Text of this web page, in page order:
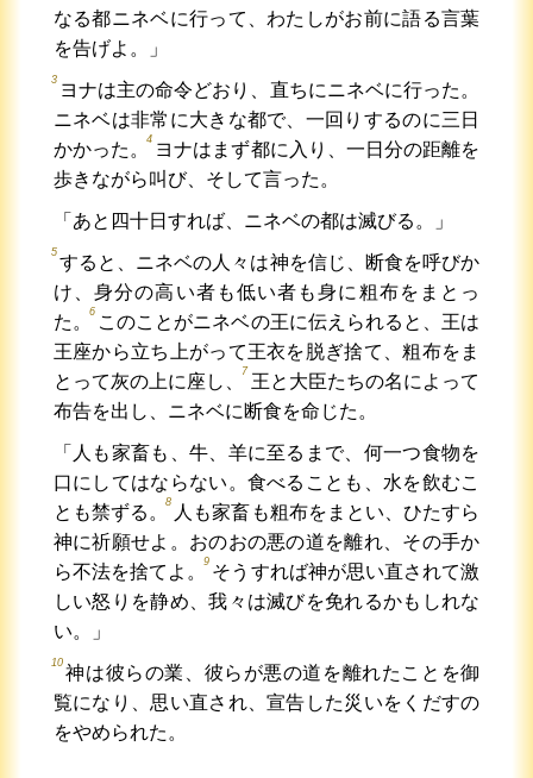
なる都ニネベに行って、わたしがお前に語る言葉
を告げよ。」
3
ヨナは主の命令どおり、直ちにニネベに行った。
ニネベは非常に大きな都で、一回りするのに三日
かかった。
4
ヨナはまず都に入り、一日分の距離を
歩きながら叫び、そして言った。
「あと四十日すれば、ニネベの都は滅びる。」
5
すると、ニネベの人々は神を信じ、断食を呼びか
け、身分の高い者も低い者も身に粗布をまとっ
た。
6
このことがニネベの王に伝えられると、王は
王座から立ち上がって王衣を脱ぎ捨て、粗布をま
とって灰の上に座し、
7
王と大臣たちの名によって
布告を出し、ニネベに断食を命じた。
「人も家畜も、牛、羊に至るまで、何一つ食物を
口にしてはならない。食べることも、水を飲むこ
とも禁ずる。
8
人も家畜も粗布をまとい、ひたすら
神に祈願せよ。おのおの悪の道を離れ、その手か
ら不法を捨てよ。
9
そうすれば神が思い直されて激
しい怒りを静め、我々は滅びを免れるかもしれな
い。」
10
神は彼らの業、彼らが悪の道を離れたことを御
覧になり、思い直され、宣告した災いをくだすの
をやめられた。